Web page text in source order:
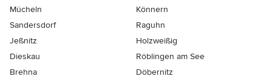
Mücheln
Könnern
Sandersdorf
Raguhn
Jeßnitz
Holzweißig
Dieskau
Röblingen am See
Brehna
Döbernitz